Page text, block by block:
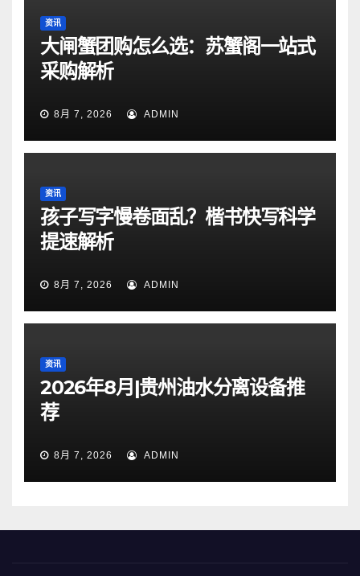
资讯
大闸蟹团购怎么选：苏蟹阁一站式
采购解析
8月 7, 2026 ADMIN
资讯
孩子写字慢卷面乱？楷书快写科学
提速解析
8月 7, 2026 ADMIN
资讯
2026年8月|贵州油水分离设备推
荐
8月 7, 2026 ADMIN